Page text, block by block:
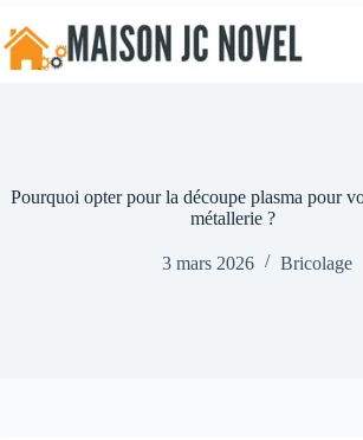
au
contenu
Pourquoi opter pour la découpe plasma pour
métallerie ?
3 mars 2026 Bricolage